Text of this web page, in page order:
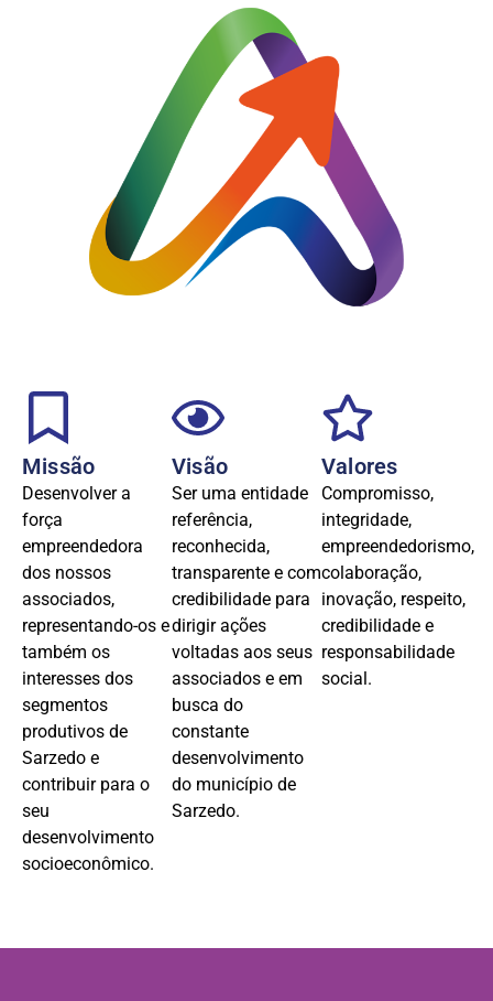
Missão
Desenvolver a
força
empreendedora
dos nossos
associados,
representando-os e
também os
interesses dos
segmentos
produtivos de
Sarzedo e
contribuir para o
seu
desenvolvimento
socioeconômico.
Visão
Ser uma entidade
referência,
reconhecida,
transparente e com
credibilidade para
dirigir ações
voltadas aos seus
associados e em
busca do
constante
desenvolvimento
do município de
Sarzedo.
Valores
Compromisso,
integridade,
empreendedorismo,
colaboração,
inovação, respeito,
credibilidade e
responsabilidade
social.